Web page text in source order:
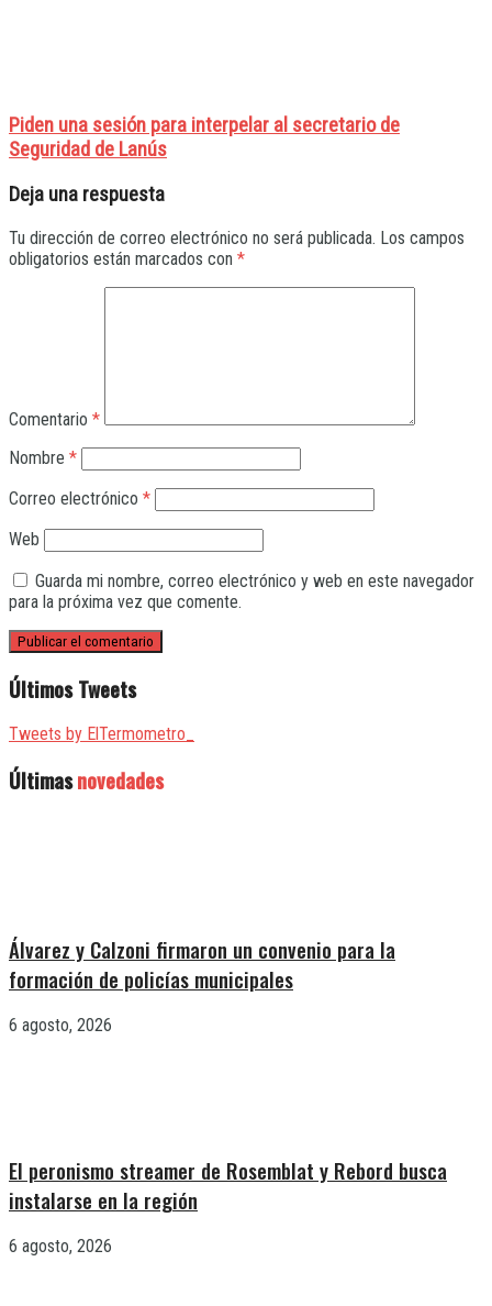
Piden una sesión para interpelar al secretario de
Seguridad de Lanús
Deja una respuesta
Tu dirección de correo electrónico no será publicada. Los campos
obligatorios están marcados con *
Comentario *
Nombre *
Correo electrónico *
Web
Guarda mi nombre, correo electrónico y web en este navegador
para la próxima vez que comente.
Últimos Tweets
Tweets by ElTermometro_
Últimasnovedades
Álvarez y Calzoni firmaron un convenio para la
formación de policías municipales
6 agosto, 2026
El peronismo streamer de Rosemblat y Rebord busca
instalarse en la región
6 agosto, 2026